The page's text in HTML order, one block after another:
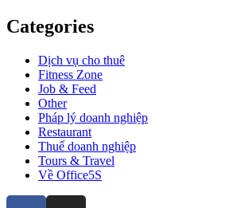
Categories
Dịch vụ cho thuê
Fitness Zone
Job & Feed
Other
Pháp lý doanh nghiệp
Restaurant
Thuế doanh nghiệp
Tours & Travel
Về Office5S